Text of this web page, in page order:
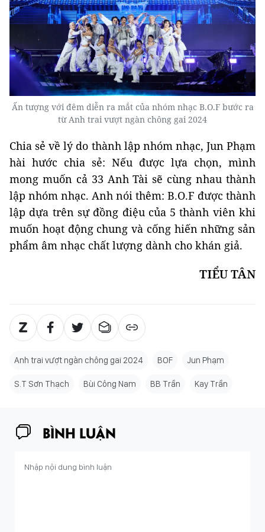
Ấn tượng với đêm diễn ra mắt của nhóm nhạc B.O.F bước ra
từ Anh trai vượt ngàn chông gai 2024
Chia sẻ về lý do thành lập nhóm nhạc, Jun Phạm
hài hước chia sẻ: Nếu được lựa chọn, mình
mong muốn cả 33 Anh Tài sẽ cùng nhau thành
lập nhóm nhạc. Anh nói thêm: B.O.F được thành
lập dựa trên sự đồng điệu của 5 thành viên khi
muốn hoạt động chung và cống hiến những sản
phẩm âm nhạc chất lượng dành cho khán giả.
TIỂU TÂN
Anh trai vượt ngàn chông gai 2024 BOF Jun Phạm
S.T Sơn Thạch Bùi Công Nam BB Trần Kay Trần
BÌNH LUẬN